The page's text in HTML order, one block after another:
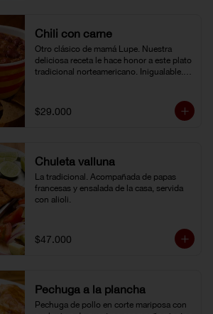
Chili con carne
Otro clásico de mamá Lupe. Nuestra
deliciosa receta le hace honor a este plato
tradicional norteamericano. Inigualable.
$29.000
Chuleta valluna
La tradicional. Acompañada de papas
francesas y ensalada de la casa, servida
con alioli.
$47.000
Pechuga a la plancha
Pechuga de pollo en corte mariposa con